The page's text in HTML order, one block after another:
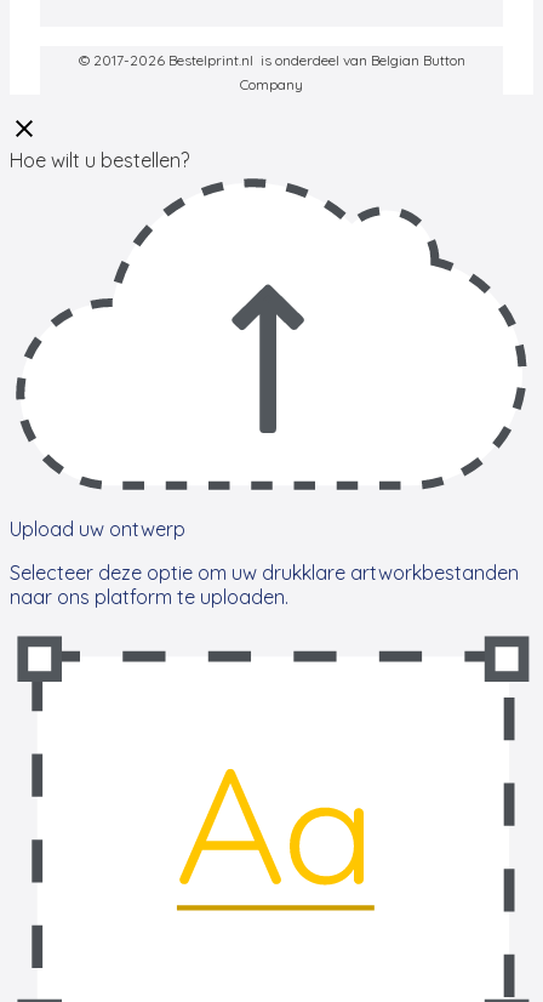
© 2017-2026 Bestelprint.nl is onderdeel van Belgian Button
Company
Hoe wilt u bestellen?
Upload uw ontwerp
Selecteer deze optie om uw drukklare artworkbestanden
naar ons platform te uploaden.